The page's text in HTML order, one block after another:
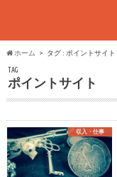
ホーム タグ : ポイントサイト
TAG
ポイントサイト
収入・仕事